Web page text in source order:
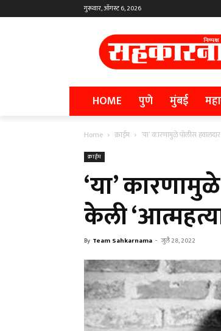
गुरूवार, ऑगस्ट 6, 2026
HOME पुणे मुंबई
Home क्राईम ‘या’ कारणामुळे पोलीस
क्राईम
‘या’
केली
By Team Sahkarnama - जुलै 28, 2022